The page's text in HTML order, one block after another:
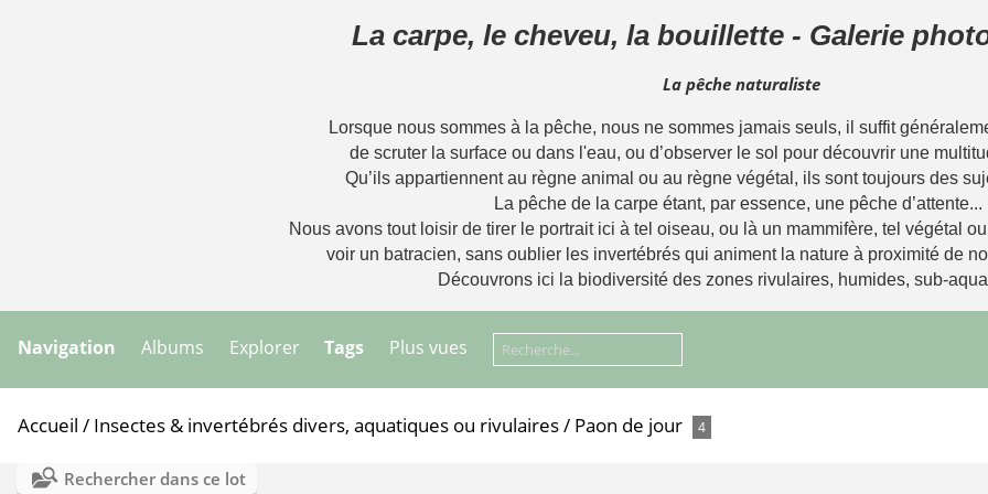
La carpe, le cheveu, la bouillette - Galerie
La pêche naturaliste
Lorsque nous sommes à la pêche, nous ne sommes jamais seuls, il suffit
de scruter la surface ou dans l'eau, ou d’observer le sol pour découvrir une
Qu’ils appartiennent au règne animal ou au règne végétal, ils sont toujours des
La pêche de la carpe étant, par essence, une pêche d’attente...
Nous avons tout loisir de tirer le portrait ici à tel oiseau, ou là un mammifère, tel végétal
voir un batracien, sans oublier les invertébrés qui animent la nature à proximité de
Découvrons ici la biodiversité des zones rivulaires, humides, sub-
Navigation Albums Explorer Tags Plus vues
Accueil / Insectes & invertébrés divers, aquatiques ou rivulaires/ Paon de jour 4
Rechercher dans ce lot